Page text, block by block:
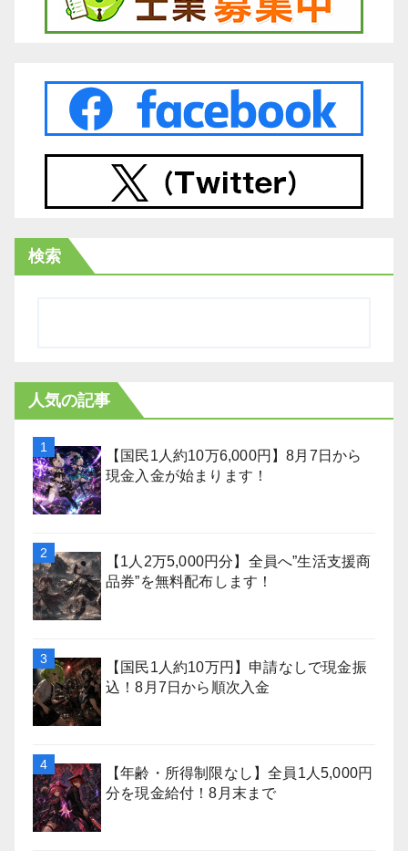
検索
人気の記事
【国民1人約10万6,000円】8月7日から
現金入金が始まります！
【1人2万5,000円分】全員へ”生活支援商
品券”を無料配布します！
【国民1人約10万円】申請なしで現金振
込！8月7日から順次入金
【年齢・所得制限なし】全員1人5,000円
分を現金給付！8月末まで